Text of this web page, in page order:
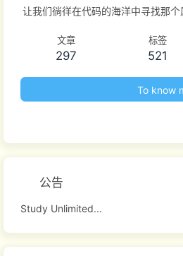
让我们徜徉在代码的海洋中寻找那
文章
297
标签
521
To know
公告
Study Unlimited...